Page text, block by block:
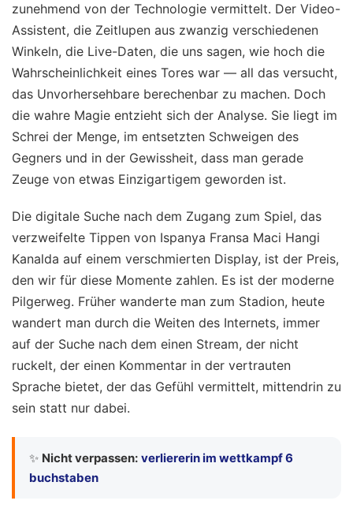
zunehmend von der Technologie vermittelt. Der Video-
Assistent, die Zeitlupen aus zwanzig verschiedenen
Winkeln, die Live-Daten, die uns sagen, wie hoch die
Wahrscheinlichkeit eines Tores war — all das versucht,
das Unvorhersehbare berechenbar zu machen. Doch
die wahre Magie entzieht sich der Analyse. Sie liegt im
Schrei der Menge, im entsetzten Schweigen des
Gegners und in der Gewissheit, dass man gerade
Zeuge von etwas Einzigartigem geworden ist.
Die digitale Suche nach dem Zugang zum Spiel, das
verzweifelte Tippen von Ispanya Fransa Maci Hangi
Kanalda auf einem verschmierten Display, ist der Preis,
den wir für diese Momente zahlen. Es ist der moderne
Pilgerweg. Früher wanderte man zum Stadion, heute
wandert man durch die Weiten des Internets, immer
auf der Suche nach dem einen Stream, der nicht
ruckelt, der einen Kommentar in der vertrauten
Sprache bietet, der das Gefühl vermittelt, mittendrin zu
sein statt nur dabei.
✨ Nicht verpassen: verliererin im wettkampf 6
buchstaben